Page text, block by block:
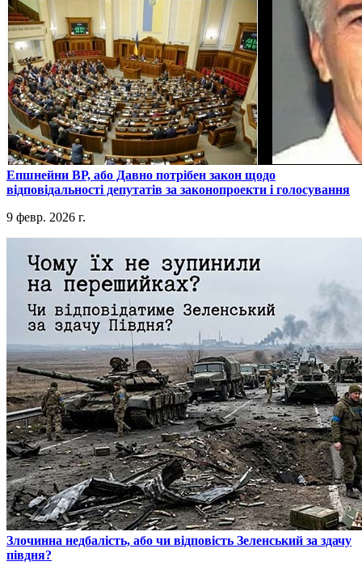
​Епшнейни ВР, або Давно потрібен закон щодо
відповідальності депутатів за законопроекти і голосування
9 февр. 2026 г.
​Злочинна недбалість, або чи відповість Зеленський за здачу
півдня?